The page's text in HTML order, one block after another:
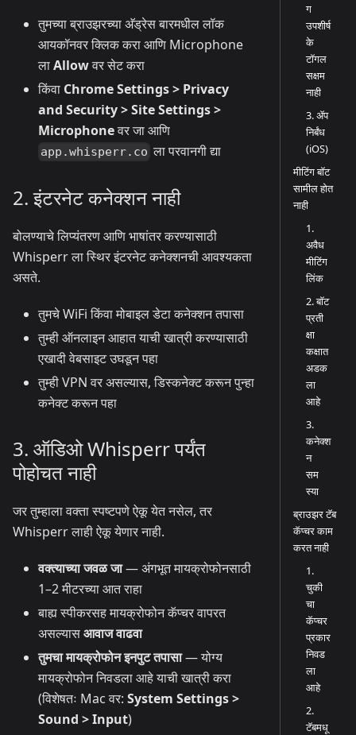
तुमच्या ब्राउझरच्या अ‍ॅड्रेस बारमधील लॉक
आयकॉनवर क्लिक करा आणि Microphone
लाAllowवर सेट करा
किंवा Chrome Settings > Privacy
and Security > Site Settings >
Microphoneवर जा आणि
app.whisperr.co ला परवानगी द्या
2. इंटरनेट कनेक्शन नाही
बोलण्याचे लिप्यंतरण आणि भाषांतर करण्यासाठी
Whisperr ला स्थिर इंटरनेट कनेक्शनची आवश्यकता
असते.
तुमचे WiFi किंवा मोबाइल डेटा कनेक्शन तपासा
तुम्ही ऑनलाइन आहात याची खात्री करण्यासाठी
एखादी वेबसाइट उघडून पहा
तुम्ही VPN वर असल्यास, डिस्कनेक्ट करून पुन्हा
कनेक्ट करून पहा
3. ऑडिओ Whisperr पर्यंत
पोहोचत नाही
जर तुम्हाला वक्ता स्पष्टपणे ऐकू येत नसेल, तर
Whisperr लाही ऐकू येणार नाही.
वक्त्याच्या जवळ जा— अंगभूत मायक्रोफोनसाठी
1–2 मीटरच्या आत राहा
बाह्य स्पीकरसह मायक्रोफोन कॅप्चर वापरत
असल्यासआवाज वाढवा
तुमचा मायक्रोफोन इनपुट तपासा— योग्य
मायक्रोफोन निवडला आहे याची खात्री करा
(विशेषतः Mac वर: System Settings >
Sound > Input)
ग
उपशीर्ष
के
टॉगल
सक्षम
नाही
3. अ‍ॅप
निर्बंध
(iOS)
मीटिंग बॉट
सामील होत
नाही
1.
अवैध
मीटिंग
लिंक
2. बॉट
प्रती
क्षा
कक्षात
अडक
ला
आहे
3.
कनेक्श
न
सम
स्या
ब्राउझर टॅब
कॅप्चर काम
करत नाही
1.
चुकी
चा
कॅप्चर
प्रकार
निवड
ला
आहे
2.
टॅबमधू